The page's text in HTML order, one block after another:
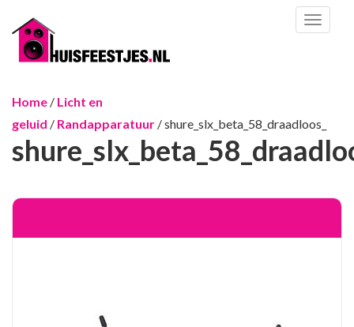
Toggle
Home / Licht en
geluid / Randapparatuur / shure_slx_beta_58_draadloos_